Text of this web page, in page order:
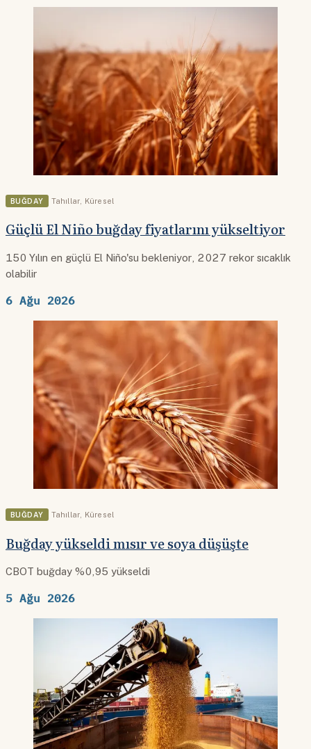
BUĞDAY Tahıllar Küresel
Güçlü El Niño buğday fiyatlarını yükseltiyor
150 Yılın en güçlü El Niño'su bekleniyor, 2027 rekor sıcaklık
olabilir
6 Ağu 2026
BUĞDAY Tahıllar Küresel
Buğday yükseldi mısır ve soya düşüşte
CBOT buğday %0,95 yükseldi
5 Ağu 2026